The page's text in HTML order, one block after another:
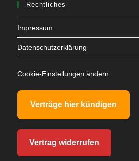
Rechtliches
Impressum
Datenschutzerklärung
Cookie-Einstellungen ändern
Verträge hier kündigen
Vertrag widerrufen